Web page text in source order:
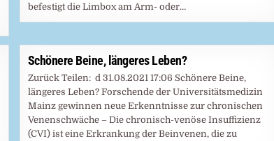
befestigt die Limbox am Arm- oder…
Schönere Beine, längeres Leben?
Zurück Teilen: d 31.08.2021 17:06 Schönere Beine,
längeres Leben? Forschende der Universitätsmedizin
Mainz gewinnen neue Erkenntnisse zur chronischen
Venenschwäche – Die chronisch-venöse Insuffizienz
(CVI) ist eine Erkrankung der Beinvenen, die zu